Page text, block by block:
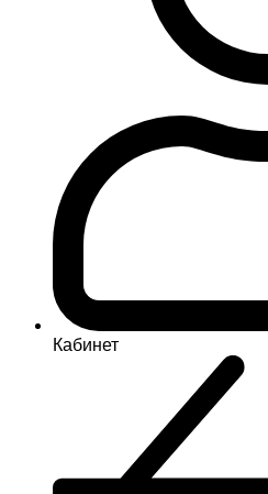
Кабинет